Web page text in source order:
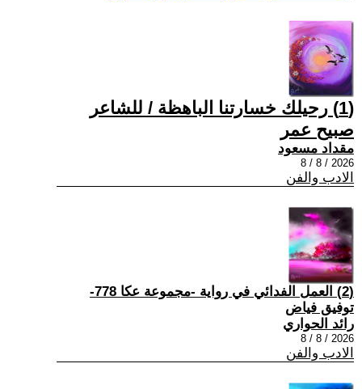
(1) رحيلك خسارتنا الباهظة / للشاعر
صبيح عمر
مقداد مسعود
2026 / 8 / 8
الادب والفن
(2) العمل الفدائي في رواية -مجموعة عكا 778-
توفيق فياض
رائد الحواري
2026 / 8 / 8
الادب والفن